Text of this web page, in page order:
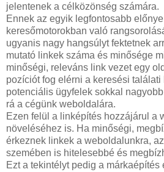
jelentenek a célközönség számára.
Ennek az egyik legfontosabb
keresőmotorokban való
ugyanis nagy hangsúlyt fektetnek
mutató linkek száma és minősége
minőségi, releváns link vezet egy
pozíciót fog elérni a keresési találati
potenciális ügyfelek sokkal
rá a cégünk weboldalára.
Ezen felül a linképítés hozzájárul a
növeléséhez is. Ha minőségi,
érkeznek linkek a weboldalunkra,
szemében is hitelesebbé és
Ezt a tekintélyt pedig a